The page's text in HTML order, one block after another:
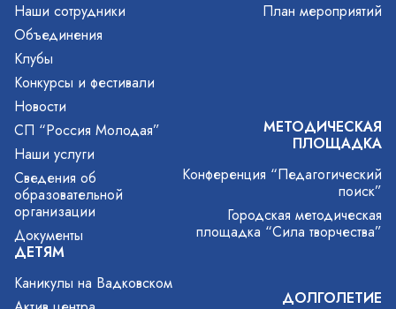
Наши сотрудники
Объединения
Клубы
Конкурсы и фестивали
Новости
СП “Россия Молодая”
Наши услуги
Сведения об
образовательной
организации
Документы
ДЕТЯМ
Каникулы на Вадковском
План мероприятий
МЕТОДИЧЕСКАЯ
ПЛОЩАДКА
Конференция “Педагогический
поиск”
Городская методическая
площадка “Сила творчества”
ДОЛГОЛЕТИЕ